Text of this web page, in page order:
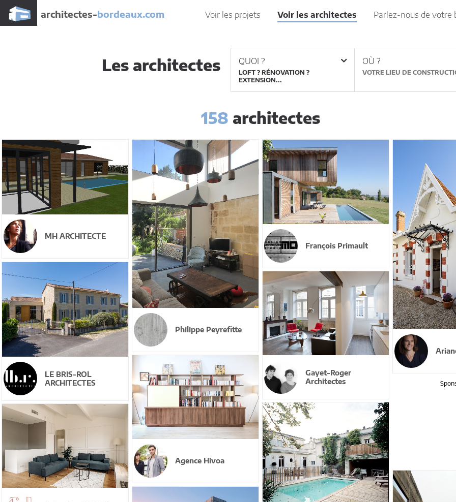
architectes-bordeaux.com Voir les projets Voir les architectes Parlez-nous de votre
Les architectes QUOI ?
LOFT ? RÉNOVATION ?
EXTENSION...
OÙ ?
158 architectes
MH ARCHITECTE
Philippe Peyrefitte
François Primault
LE BRIS-ROL
ARCHITECTES
Gayet-Roger
Architectes
Agence Hivoa